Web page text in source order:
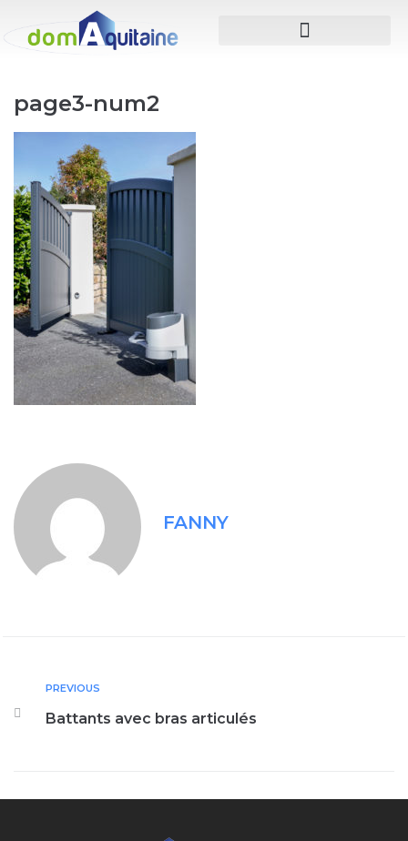
page3-num2
FANNY
PREVIOUS
Battants avec bras articulés